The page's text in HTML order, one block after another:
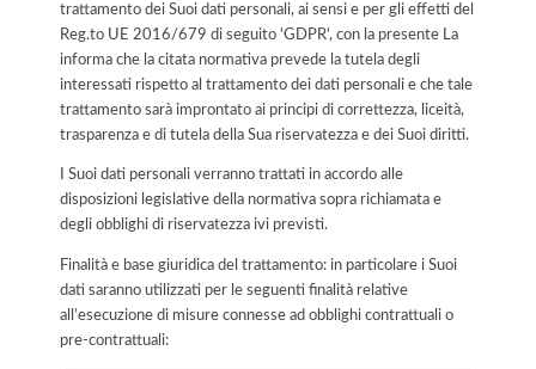
trattamento dei Suoi dati personali, ai sensi e per gli effetti del
Reg.to UE 2016/679 di seguito 'GDPR', con la presente La
informa che la citata normativa prevede la tutela degli
interessati rispetto al trattamento dei dati personali e che tale
trattamento sarà improntato ai principi di correttezza, liceità,
trasparenza e di tutela della Sua riservatezza e dei Suoi diritti.
I Suoi dati personali verranno trattati in accordo alle
disposizioni legislative della normativa sopra richiamata e
degli obblighi di riservatezza ivi previsti.
Finalità e base giuridica del trattamento: in particolare i Suoi
dati saranno utilizzati per le seguenti finalità relative
all’esecuzione di misure connesse ad obblighi contrattuali o
pre-contrattuali: